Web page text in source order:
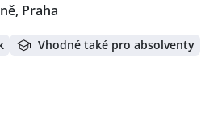
Praha
Vhodné také pro absolventy